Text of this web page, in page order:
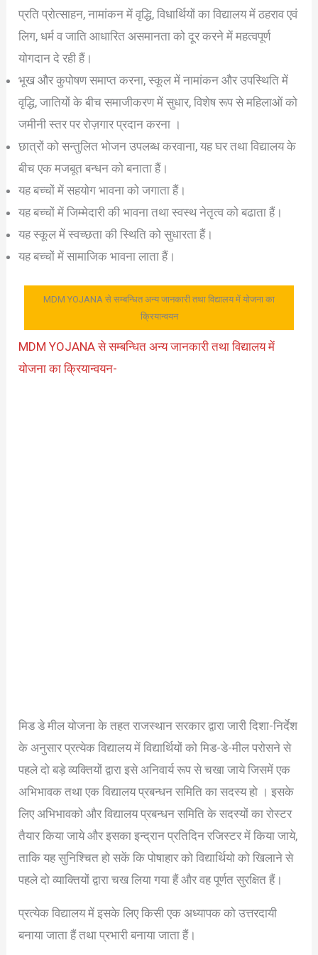
प्रति प्रोत्साहन, नामांकन में वृद्धि, विधार्थियों का विद्यालय में ठहराव एवं
लिग, धर्म व जाति आधारित असमानता को दूर करने में महत्वपूर्ण
योगदान दे रही हैं।
भूख और कुपोषण समाप्त करना, स्कूल में नामांकन और उपस्थिति में
वृद्धि, जातियों के बीच समाजीकरण में सुधार, विशेष रूप से महिलाओं को
जमीनी स्तर पर रोज़गार प्रदान करना ।
छात्रों को सन्तुलित भोजन उपलब्ध करवाना, यह घर तथा विद्यालय के
बीच एक मजबूत बन्धन को बनाता हैं।
यह बच्चों में सहयोग भावना को जगाता हैं।
यह बच्चों में जिम्मेदारी की भावना तथा स्वस्थ नेतृत्व को बढाता हैं।
यह स्कूल में स्वच्छता की स्थिति को सुधारता हैं।
यह बच्चों में सामाजिक भावना लाता हैं।
MDM YOJANA से सम्बन्धित अन्य जानकारी तथा विद्यालय में योजना का
क्रियान्वयन
MDM YOJANA से सम्बन्धित अन्य जानकारी तथा विद्यालय में
योजना का क्रियान्वयन-
मिड डे मील योजना के तहत राजस्थान सरकार द्वारा जारी दिशा-निर्देश
के अनुसार प्रत्येक विद्यालय में विद्यार्थियों को मिड-डे-मील परोसने से
पहले दो बड़े व्यक्तियों द्वारा इसे अनिवार्य रूप से चखा जाये जिसमें एक
अभिभावक तथा एक विद्यालय प्रबन्धन समिति का सदस्य हो । इसके
लिए अभिभावको और विद्यालय प्रबन्धन समिति के सदस्यों का रोस्टर
तैयार किया जाये और इसका इन्द्रान प्रतिदिन रजिस्टर में किया जाये,
ताकि यह सुनिश्चित हो सकें कि पोषाहार को विद्यार्थियो को खिलाने से
पहले दो व्याक्तियों द्वारा चख लिया गया हैं और वह पूर्णत सुरक्षित हैं।
प्रत्येक विद्यालय में इसके लिए किसी एक अध्यापक को उत्तरदायी
बनाया जाता हैं तथा प्रभारी बनाया जाता हैं।